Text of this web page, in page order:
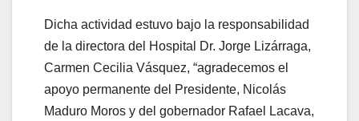
Dicha actividad estuvo bajo la responsabilidad
de la directora del Hospital Dr. Jorge Lizárraga,
Carmen Cecilia Vásquez, “agradecemos el
apoyo permanente del Presidente, Nicolás
Maduro Moros y del gobernador Rafael Lacava,